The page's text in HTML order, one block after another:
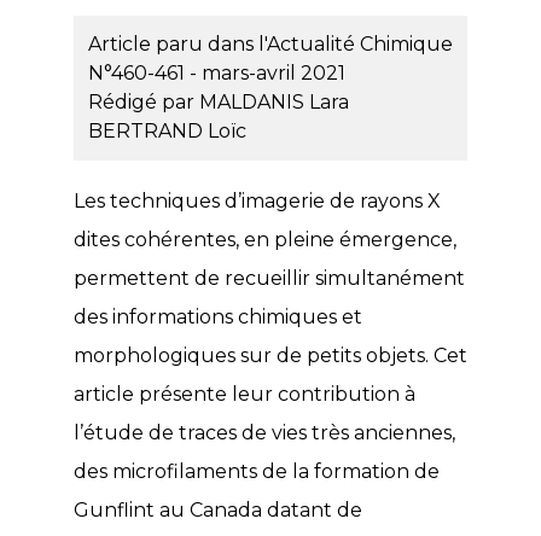
Article paru dans l'Actualité Chimique
N°460-461 - mars-avril 2021
Rédigé par MALDANIS Lara
BERTRAND Loïc
Les techniques d’imagerie de rayons X
dites cohérentes, en pleine émergence,
permettent de recueillir simultanément
des informations chimiques et
morphologiques sur de petits objets. Cet
article présente leur contribution à
l’étude de traces de vies très anciennes,
des microfilaments de la formation de
Gunflint au Canada datant de